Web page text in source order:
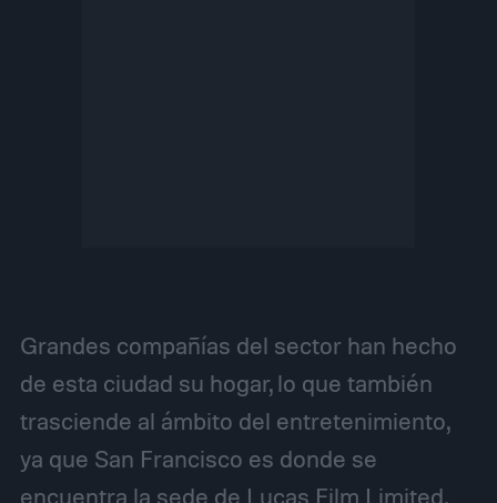
Grandes compañías del sector han hecho
de esta ciudad su hogar, lo que también
trasciende al ámbito del entretenimiento,
ya que San Francisco es donde se
encuentra la sede de Lucas Film Limited.